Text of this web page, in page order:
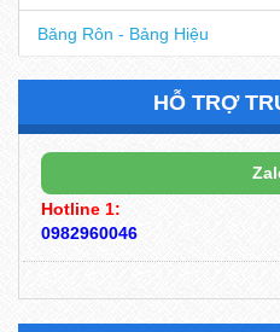
Băng Rôn - Bảng Hiệu
HỖ TRỢ
Hotline 1:
0982960046